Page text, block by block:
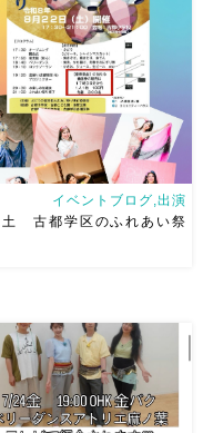
た♡ 表町桃太郎スタジオ
県岡山市 北区表町2丁目6-
4階 ショー会場から近いの
安心♡駅からもバスで天満
スス […]
て踊らせていただきます♡
も叩くよー！私たちは
頃から出演です屋台も出
ても楽しいお祭りになりそ
私たちも踊った後は祭り
イベントブログ,出演
古都学区のふれあい祭